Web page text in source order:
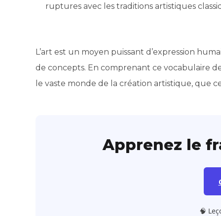
ruptures avec les traditions artistiques
L’art est un moyen puissant d’expression
de concepts. En comprenant ce vocabulaire
le vaste monde de la création artistique, que
Apprenez le
🧠